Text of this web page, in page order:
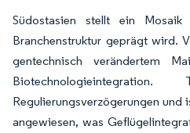
Südostasien stellt ein
Branchenstruktur geprägt wird.
gentechnisch verändertem
Regulierungsverzögerungen und
angewiesen, was